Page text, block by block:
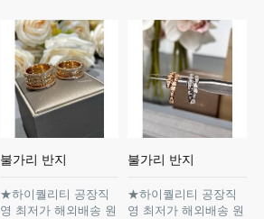
불가리 반지
★하이퀄리티 공장직
영 최저가 해외배송 원
불가리 반지
★하이퀄리티 공장직
영 최저가 해외배송 원